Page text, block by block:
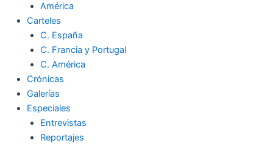
América
Carteles
C. España
C. Francia y Portugal
C. América
Crónicas
Galerías
Especiales
Entrevistas
Reportajes